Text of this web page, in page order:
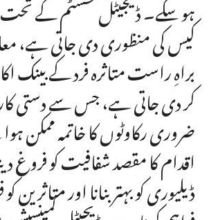
ہو سکے۔ ڈیجیٹل سسٹم کے
کیس کی منظوری دی جاتی ہے،
براہِ راست متاثرہ فرد کے بینک
کر دی جاتی ہے، جس سے دستی
ضروری رکاوٹوں کا خاتمہ ممکن
اقدام کا مقصد شفافیت کو فروغ
ڈیلیوری کو بہتر بنانا اور